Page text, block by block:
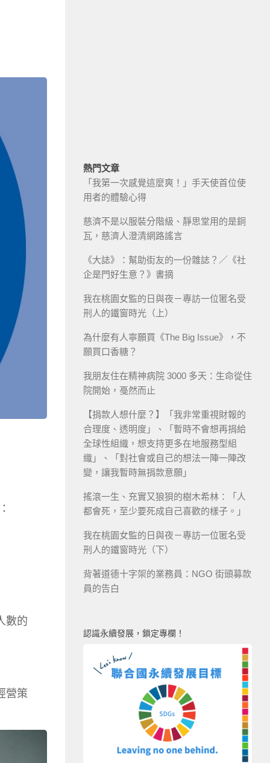
數的
營策
熱門文章
「我第一次感覺這麼爽！」手天使首位使
用者的體驗心得
慈濟不是以服裝分階級、靜思堂用的是銅
瓦，慈濟人澄清網路謠言
《大誌》：幫助街友的一份雜誌？／《社
企是門好生意？》書摘
我在桃園女監的日與夜－專訪一位匿名受
刑人的鐵窗時光（上）
為什麼有人寧願買《The Big Issue》，不
願買口香糖？
我朋友住在精神病院 3000 多天：生命從住
院開始，戞然而止
【捐款人想什麼？】「我非常重視財報的
合理度、透明度」、「暫時不會想再捐給
全球性組織，想支持更多在地服務型組
織」、「對社會或自己的想法一陣一陣改
變，讓我暫時無捐款意願」
搖滾一生、充實又狼狽的樹木希林：「人
都會死，至少要死成自己喜歡的樣子。」
我在桃園女監的日與夜－專訪一位匿名受
刑人的鐵窗時光（下）
背著道德十字架的業務員：NGO 街頭募款
員的告白
認識永續發展，鎖定專欄！